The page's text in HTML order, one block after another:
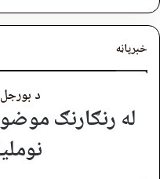
خبرپاڼه
د
له رنګارنګ